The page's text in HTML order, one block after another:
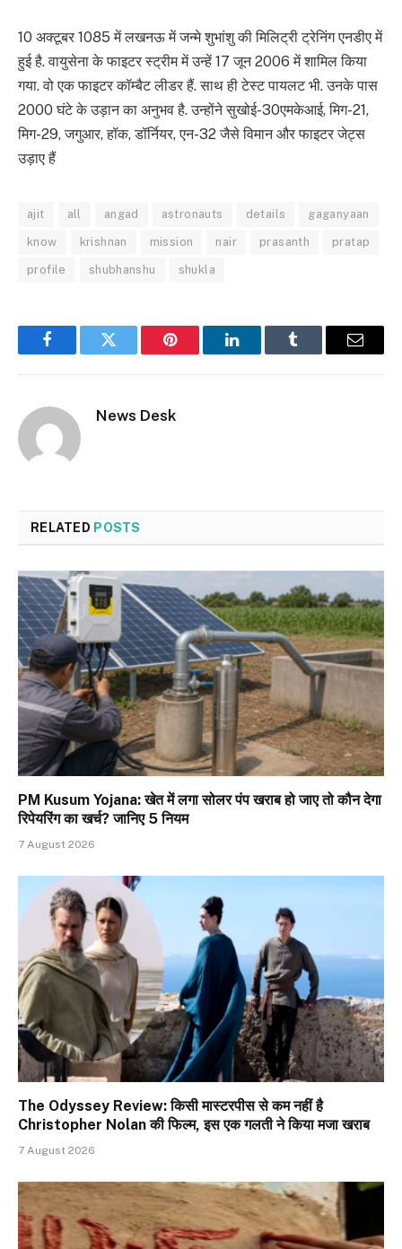
10 अक्टूबर 1085 में लखनऊ में जन्मे शुभांशु की मिलिट्री ट्रेनिंग एनडीए में
हुई है. वायुसेना के फाइटर स्ट्रीम में उन्हें 17 जून 2006 में शामिल किया
गया. वो एक फाइटर कॉम्बैट लीडर हैं. साथ ही टेस्ट पायलट भी. उनके पास
2000 घंटे के उड़ान का अनुभव है. उन्होंने सुखोई-30एमकेआई, मिग-21,
मिग-29, जगुआर, हॉक, डॉर्नियर, एन-32 जैसे विमान और फाइटर जेट्स
उड़ाए हैं
ajit all angad astronauts details gaganyaan
know krishnan mission nair prasanth pratap
profile shubhanshu shukla
FacebookTwitter Pinterest LinkedInTumblr Email
News Desk
RELATED POSTS
PM Kusum Yojana: खेत में लगा सोलर पंप खराब हो जाए तो कौन देगा
रिपेयरिंग का खर्च? जानिए 5 नियम
7 August 2026
The Odyssey Review: किसी मास्टरपीस से कम नहीं है
Christopher Nolan की फिल्म, इस एक गलती ने किया मजा खराब
7 August 2026